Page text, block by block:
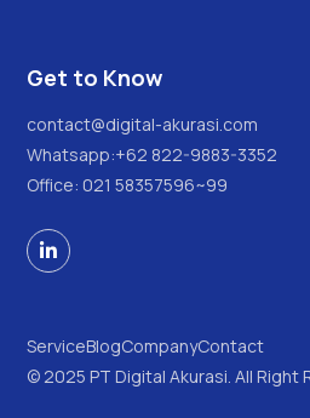
Get to Know
contact@digital-akurasi.com
Whatsapp:+62 822-9883-3352
Office: 021 58357596~99

© 2025 PT Digital Akurasi. All Right
ServiceBlogCompanyContact